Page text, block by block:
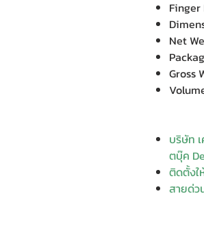
Net
Gross
บริษัท
ตบุ๊ค
ติดตั้งใ
สายด่ว